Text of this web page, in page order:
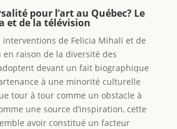
pour l’art au Québec? Le
et de la télévision
interventions de Felicia Mihali et de
en raison de la diversité des
devant un fait biographique
à une minorité culturelle
tour à tour comme un obstacle à
une source d’inspiration, cette
avoir constitué un facteur